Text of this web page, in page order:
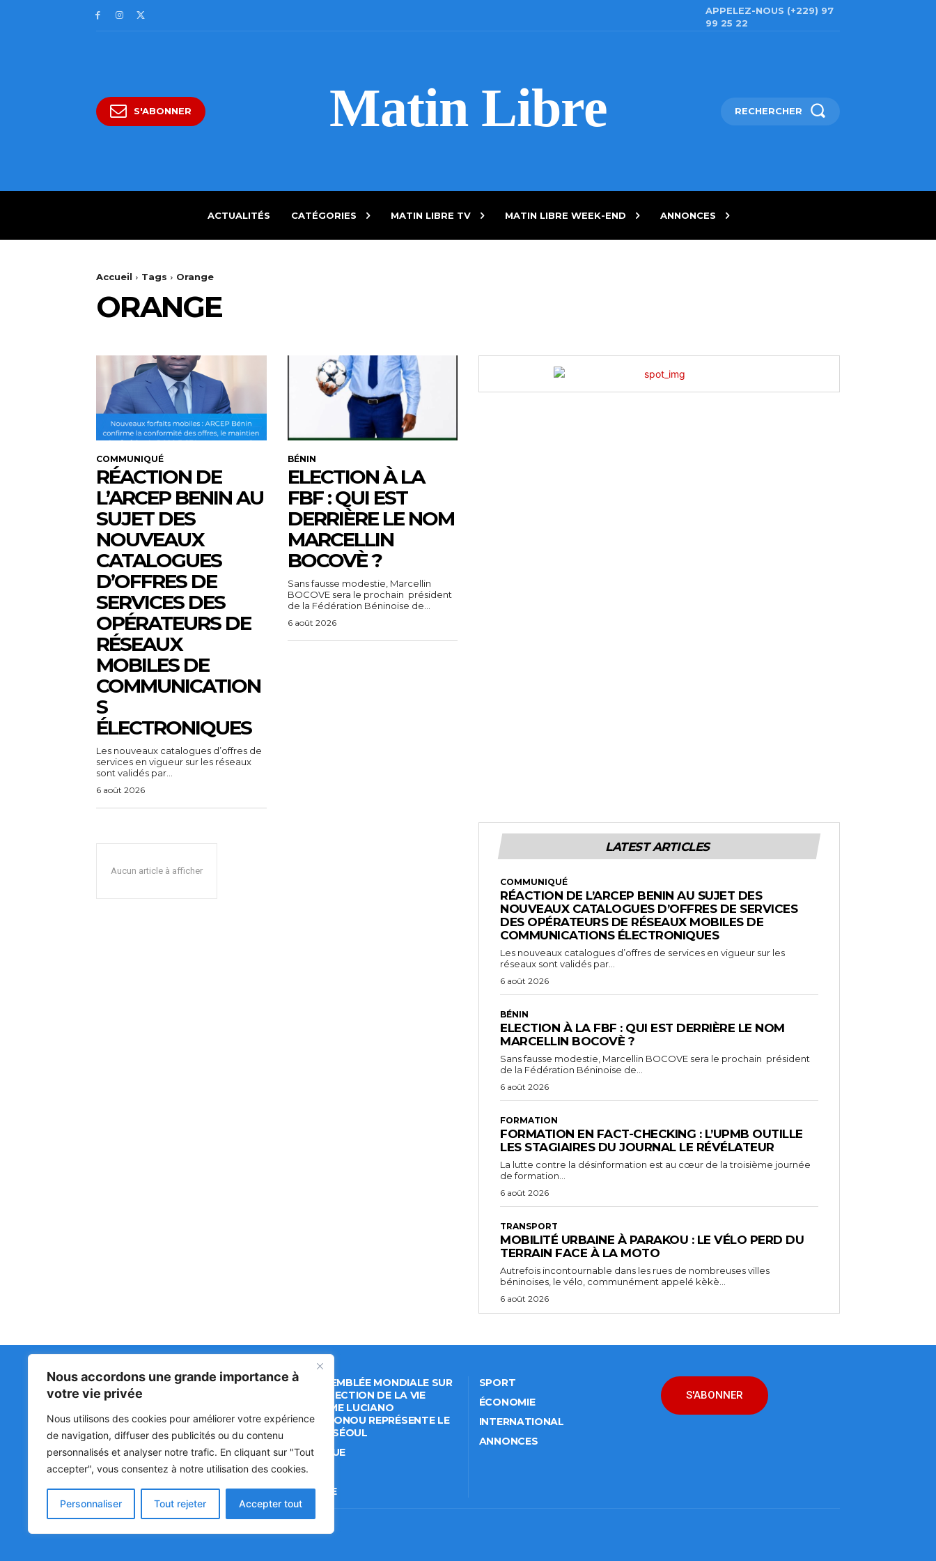
Nous accordons une grande importance à
votre vie privée
Nous utilisons des cookies pour améliorer votre expérience
de navigation, diffuser des publicités ou du contenu
personnalisés et analyser notre trafic. En cliquant sur "Tout
accepter", vous consentez à notre utilisation des cookies.
Personnaliser Tout rejeter Accepter tout
APPELEZ-NOUS (+229) 97
99 25 22
S'ABONNER Matin Libre RECHERCHER
ACTUALITÉS CATÉGORIES MATIN LIBRE TV MATIN LIBRE WEEK-END ANNONCES
Accueil Tags Orange
ORANGE
COMMUNIQUÉ
RÉACTION DE
L’ARCEP BENIN AU
SUJET DES
NOUVEAUX
CATALOGUES
D’OFFRES DE
SERVICES DES
OPÉRATEURS DE
RÉSEAUX
MOBILES DE
COMMUNICATION
S
ÉLECTRONIQUES
Les nouveaux catalogues d’offres de
services en vigueur sur les réseaux
sont validés par...
6 août 2026
BÉNIN
ELECTION À LA
FBF : QUI EST
DERRIÈRE LE NOM
MARCELLIN
BOCOVÈ ?
Sans fausse modestie, Marcellin
BOCOVE sera le prochain président
de la Fédération Béninoise de...
6 août 2026
Aucun article à afficher
LATEST ARTICLES
COMMUNIQUÉ
RÉACTION DE L’ARCEP BENIN AU SUJET DES
NOUVEAUX CATALOGUES D’OFFRES DE SERVICES
DES OPÉRATEURS DE RÉSEAUX MOBILES DE
COMMUNICATIONS ÉLECTRONIQUES
Les nouveaux catalogues d’offres de services en vigueur sur les
réseaux sont validés par...
6 août 2026
BÉNIN
ELECTION À LA FBF : QUI EST DERRIÈRE LE NOM
MARCELLIN BOCOVÈ ?
Sans fausse modestie, Marcellin BOCOVE sera le prochain président
de la Fédération Béninoise de...
6 août 2026
FORMATION
FORMATION EN FACT-CHECKING : L’UPMB OUTILLE
LES STAGIAIRES DU JOURNAL LE RÉVÉLATEUR
La lutte contre la désinformation est au cœur de la troisième journée
de formation...
6 août 2026
TRANSPORT
MOBILITÉ URBAINE À PARAKOU : LE VÉLO PERD DU
TERRAIN FACE À LA MOTO
Autrefois incontournable dans les rues de nombreuses villes
béninoises, le vélo, communément appelé kèkè...
6 août 2026
Matin Libre
Premiers sur l'info !
47ᵉ ASSEMBLÉE MONDIALE SUR
LA PROTECTION DE LA VIE
PRIVÉE: ME LUCIANO
HOUNKPONOU REPRÉSENTE LE
BÉNIN À SÉOUL
POLITIQUE
SOCIÉTÉ
CULTURE
SPORT
ÉCONOMIE
INTERNATIONAL
ANNONCES
S'ABONNER